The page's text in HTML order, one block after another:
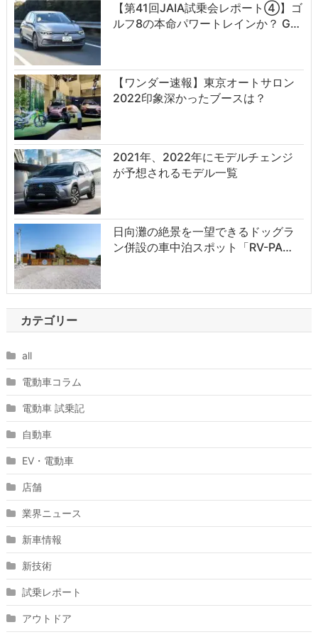
【第41回JAIA試乗会レポート④】ゴ
ルフ8の本命パワートレインか？ G…
【ワンダー速報】東京オートサロン
2022印象深かったブースは？
2021年、2022年にモデルチェンジ
が予想されるモデル一覧
日向灘の絶景を一望できるドッグラ
ン併設の車中泊スポット「RV-PA…
カテゴリー
all
電動車コラム
電動車 試乗記
自動車
EV・電動車
店舗
業界ニュース
新車情報
新技術
試乗レポート
アウトドア